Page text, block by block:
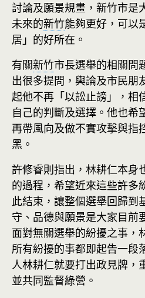
討論及願景規畫，新竹市是
未來的新竹能夠更好，可以
居」的好所在。
有關新竹市長選舉的相關問
出很多提問，輿論及市民朋
起他不再「以訟止謗」，相
自己的判斷及選擇。他也希
再帶風向及做不實攻擊與指
黑。
許修睿則指出，林耕仁本身
的過程，希望近來這些許多
此結束，讓整個選舉回歸到
守、品德與願景是大家目前
面對無關選舉的紛擾之事，
所有紛擾的事都即起告一段
人林耕仁就要打出政見牌，
並共同監督綠營。